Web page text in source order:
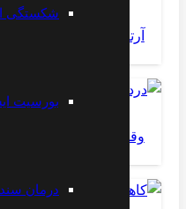
شکستگی
بورسیت
درمان
آرتروز گردن
وقتی درد داریم چگونه